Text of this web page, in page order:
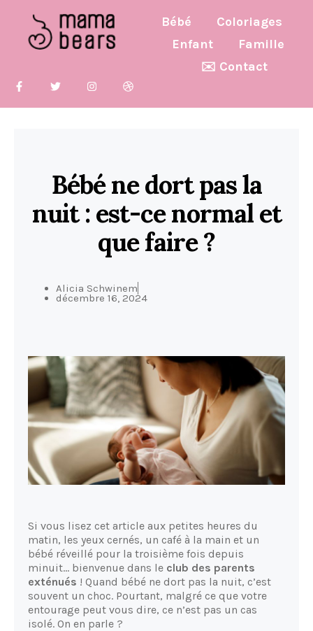
Bébé
Coloriages
Enfant
Famille
✉️ Contact
Bébé ne dort pas la
nuit : est-ce normal et
que faire ?
Alicia Schwinem
décembre 16, 2024
Si vous lisez cet article aux petites heures du
matin, les yeux cernés, un café à la main et un
bébé réveillé pour la troisième fois depuis
minuit... bienvenue dans le club des parents
exténués ! Quand bébé ne dort pas la nuit, c’est
souvent un choc. Pourtant, malgré ce que votre
entourage peut vous dire, ce n’est pas un cas
isolé. On en parle ?